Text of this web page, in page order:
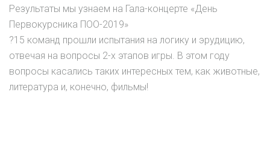
Результаты мы узнаем на Гала-концерте «День
Первокурсника ПОО-2019»
?15 команд прошли испытания на логику и эрудицию,
отвечая на вопросы 2-х этапов игры. В этом году
вопросы касались таких интересных тем, как животные,
литература и, конечно, фильмы!